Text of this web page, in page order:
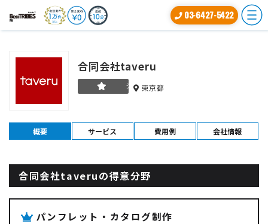
03-6427-5422
合同会社taveru
シルバー
東京都
概要 サービス 費用例 会社情報
合同会社taveruの得意分野
パンフレット・カタログ制作